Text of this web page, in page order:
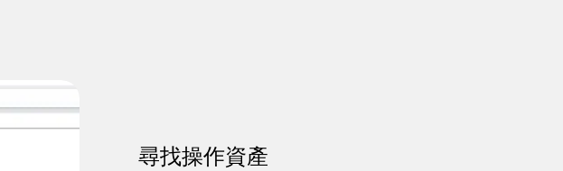
尋找操作資產